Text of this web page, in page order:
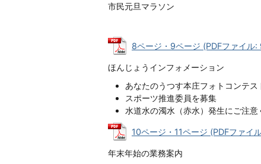
市民元旦マラソン
8ページ・9ページ (PDFファイル
ほんじょうインフォメーション
あなたのうつす本庄フォトコンテス
スポーツ推進委員を募集
水道水の濁水（赤水）発生にご注意
10ページ・11ページ (PDFファイ
年末年始の業務案内